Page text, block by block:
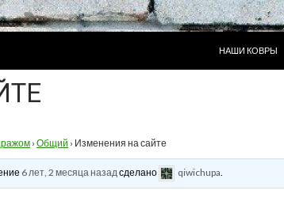
НАШИ КОВРЫ
› Общий › Изменения на сайте
6 лет, 2 месяца назадсделано qiwichupa.